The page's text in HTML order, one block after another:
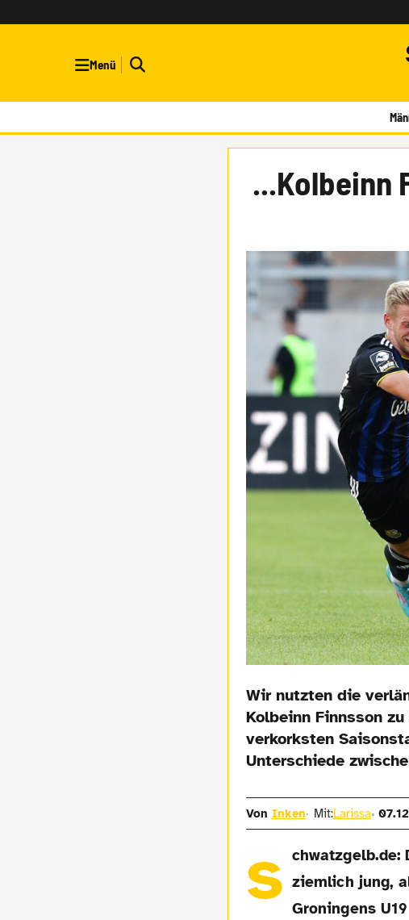
Menü
...Kolbeinn
Wir nutzten die
Kolbeinn Finnsson
verkorksten
Unterschiede
Von Inken Mit:Larissa
s chwatzgelb.de:
ziemlich jung,
Groningens U19